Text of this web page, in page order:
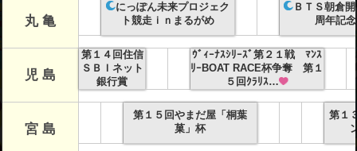
丸 亀
にっぽん未来プロジェク
ト競走ｉｎまるがめ
ＢＴＳ朝倉
周年記念
児 島
第１４回住信
ＳＢＩネット
銀行賞
ｳﾞｨｰﾅｽｼﾘｰｽﾞ第２１戦 ﾏﾝｽ
ﾘｰBOAT RACE杯争奪 第１
５回ｸﾗﾘｽ…
宮 島
第１５回やまだ屋「桐葉
菓」杯
第１